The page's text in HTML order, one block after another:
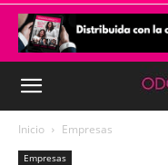
Inicio Empresas
Empresas